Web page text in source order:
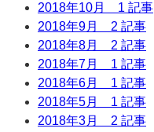
2018年10月 1 記事
2018年9月 2 記事
2018年8月 2 記事
2018年7月 1 記事
2018年6月 1 記事
2018年5月 1 記事
2018年3月 2 記事